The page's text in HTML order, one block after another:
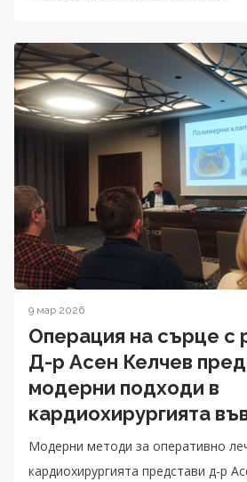
9 мар 2026
Операция на сърце с
Д-р Асен Келчев
модерни подходи в
кардиохирургията
Модерни методи за оперативно
кардиохирургията представи д-р